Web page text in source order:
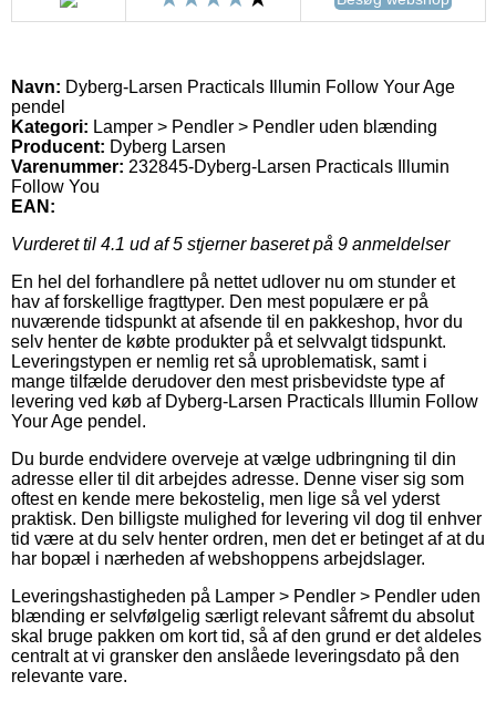
Navn: Dyberg-Larsen Practicals Illumin Follow Your Age
pendel
Kategori: Lamper > Pendler > Pendler uden blænding
Producent: Dyberg Larsen
Varenummer: 232845-Dyberg-Larsen Practicals Illumin
Follow You
EAN:
Vurderet til 4.1 ud af 5 stjerner baseret på 9 anmeldelser
En hel del forhandlere på nettet udlover nu om stunder et
hav af forskellige fragttyper. Den mest populære er på
nuværende tidspunkt at afsende til en pakkeshop, hvor du
selv henter de købte produkter på et selvvalgt tidspunkt.
Leveringstypen er nemlig ret så uproblematisk, samt i
mange tilfælde derudover den mest prisbevidste type af
levering ved køb af Dyberg-Larsen Practicals Illumin Follow
Your Age pendel.
Du burde endvidere overveje at vælge udbringning til din
adresse eller til dit arbejdes adresse. Denne viser sig som
oftest en kende mere bekostelig, men lige så vel yderst
praktisk. Den billigste mulighed for levering vil dog til enhver
tid være at du selv henter ordren, men det er betinget af at du
har bopæl i nærheden af webshoppens arbejdslager.
Leveringshastigheden på Lamper > Pendler > Pendler uden
blænding er selvfølgelig særligt relevant såfremt du absolut
skal bruge pakken om kort tid, så af den grund er det aldeles
centralt at vi gransker den anslåede leveringsdato på den
relevante vare.